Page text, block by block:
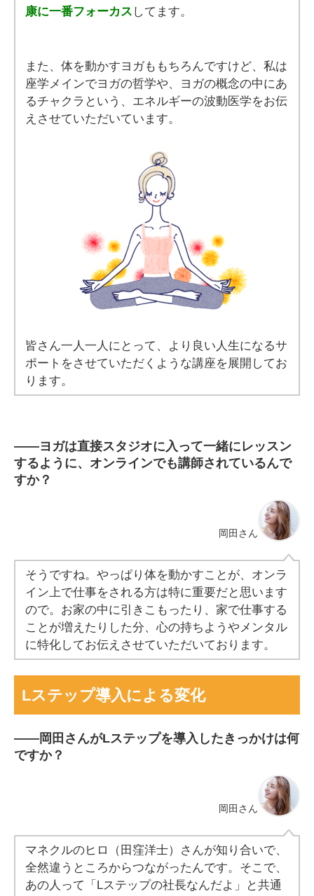
康に一番フォーカス してます。
また、体を動かすヨガももちろんですけど、私は
座学メインでヨガの哲学や、ヨガの概念の中にあ
るチャクラという、エネルギーの波動医学をお伝
えさせていただいています。
皆さん一人一人にとって、より良い人生になるサ
ポートをさせていただくような講座を展開してお
ります。
――ヨガは直接スタジオに入って一緒にレッスン
するように、オンラインでも講師されているんで
すか？
岡田さん
そうですね。やっぱり体を動かすことが、オンラ
イン上で仕事をされる方は特に重要だと思います
ので。お家の中に引きこもったり、家で仕事する
ことが増えたりした分、心の持ちようやメンタル
に特化してお伝えさせていただいております。
Lステップ導入による変化
――岡田さんがLステップを導入したきっかけは何
ですか？
岡田さん
マネクルのヒロ（田窪洋士）さんが知り合いで、
全然違うところからつながったんです。そこで、
あの人って「Lステップの社長なんだよ」と共通